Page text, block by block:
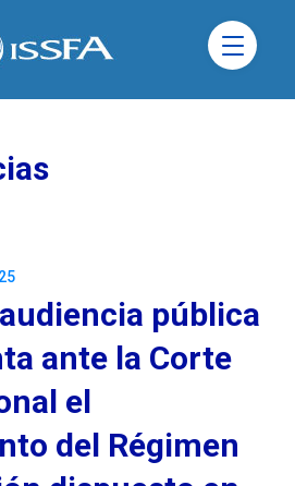
pública
ante la Corte
el
del Régimen